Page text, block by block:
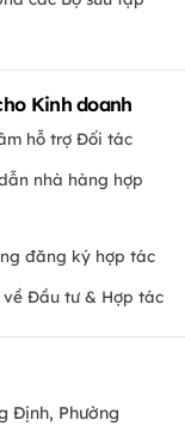
Kinh doanh
hỗ trợ Đối tác
nhà hàng hợp
đăng ký hợp tác
về Đầu tư & Hợp tác
Định, Phường